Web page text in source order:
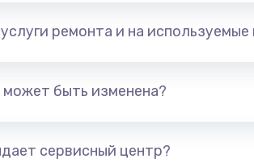
услуги ремонта и на
быть изменена?
сервисный центр?